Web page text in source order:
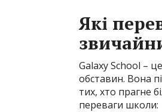
Які
Galaxy School –
обставин. Вона
тих, хто прагне
переваги школи: